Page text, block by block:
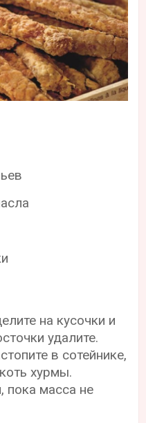
на кусочки и
удалите.
в сотейнике,
хурмы.
пока масса не